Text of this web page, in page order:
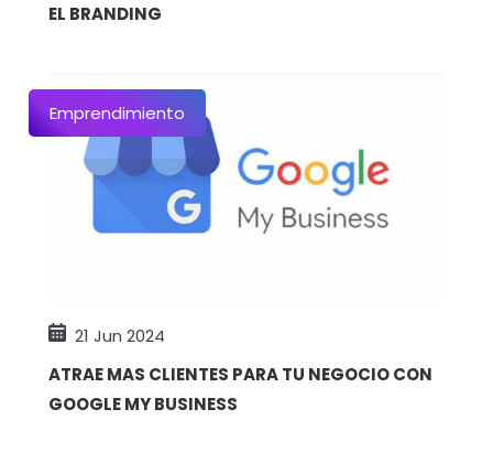
EL BRANDING
Emprendimiento
21 Jun 2024
ATRAE MAS CLIENTES PARA TU NEGOCIO CON
GOOGLE MY BUSINESS